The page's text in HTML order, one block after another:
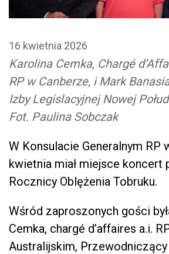
16 kwietnia 2026
Karolina Cemka, Chargé
RP w Canberze, i Mark
Izby Legislacyjnej Nowej
Fot. Paulina Sobczak
W Konsulacie Generalnym RP
kwietnia miał miejsce koncert
Rocznicy Oblężenia Tobruku.
Wśród zaproszonych gości
Cemka, chargé d’affaires a.i.
Australijskim,